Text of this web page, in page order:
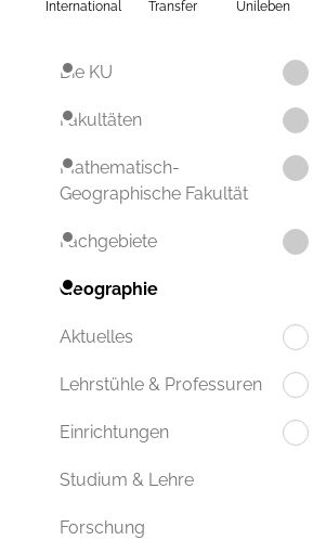
International Transfer Unileben
Die KU
Fakultäten
Mathematisch-
Geographische Fakultät
Fachgebiete
Geographie
Aktuelles
Lehrstühle & Professuren
Einrichtungen
Studium & Lehre
Forschung